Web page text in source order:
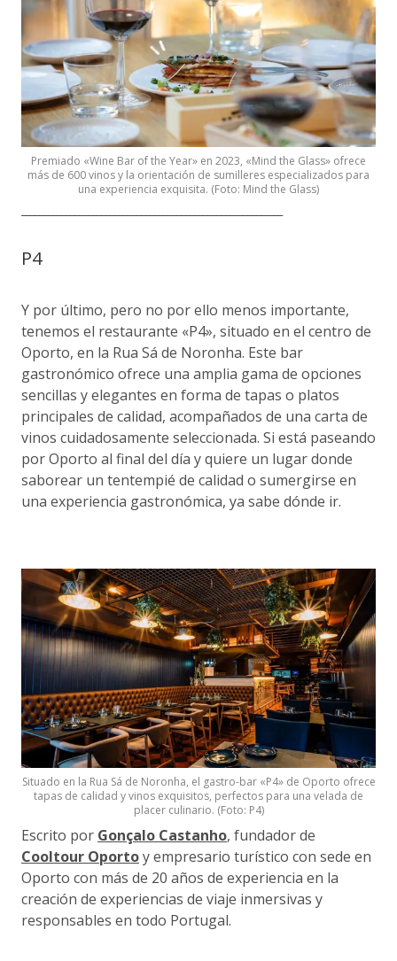
Premiado «Wine Bar of the Year» en 2023, «Mind the Glass» ofrece
más de 600 vinos y la orientación de sumilleres especializados para
una experiencia exquisita. (Foto: Mind the Glass)
P4
Y por último, pero no por ello menos importante,
tenemos el restaurante «P4», situado en el centro de
Oporto, en la Rua Sá de Noronha. Este bar
gastronómico ofrece una amplia gama de opciones
sencillas y elegantes en forma de tapas o platos
principales de calidad, acompañados de una carta de
vinos cuidadosamente seleccionada. Si está paseando
por Oporto al final del día y quiere un lugar donde
saborear un tentempié de calidad o sumergirse en
una experiencia gastronómica, ya sabe dónde ir.
Situado en la Rua Sá de Noronha, el gastro-bar «P4» de Oporto ofrece
tapas de calidad y vinos exquisitos, perfectos para una velada de
placer culinario. (Foto: P4)
Escrito por Gonçalo Castanho, fundador de
Cooltour Oportoy empresario turístico con sede en
Oporto con más de 20 años de experiencia en la
creación de experiencias de viaje inmersivas y
responsables en todo Portugal.